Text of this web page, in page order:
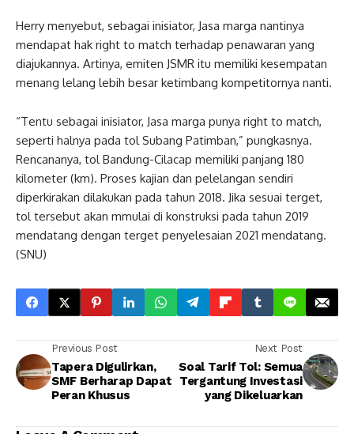
Herry menyebut, sebagai inisiator, Jasa marga nantinya
mendapat hak right to match terhadap penawaran yang
diajukannya. Artinya, emiten JSMR itu memiliki kesempatan
menang lelang lebih besar ketimbang kompetitornya nanti.
“Tentu sebagai inisiator, Jasa marga punya right to match,
seperti halnya pada tol Subang Patimban,” pungkasnya.
Rencananya, tol Bandung-Cilacap memiliki panjang 180
kilometer (km). Proses kajian dan pelelangan sendiri
diperkirakan dilakukan pada tahun 2018. Jika sesuai terget,
tol tersebut akan mmulai di konstruksi pada tahun 2019
mendatang dengan terget penyelesaian 2021 mendatang.
(SNU)
Previous Post
Tapera Digulirkan,
SMF Berharap Dapat
Peran Khusus
Next Post
Soal Tarif Tol: Semua
Tergantung Investasi
yang Dikeluarkan